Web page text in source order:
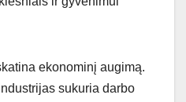
ekonominį augimą.
sukuria darbo